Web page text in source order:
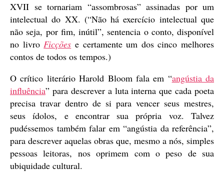
XVII se tornariam “assombrosas” assinadas por um
intelectual do XX. (“Não há exercício intelectual que
não seja, por fim, inútil”, sentencia o conto, disponível
no livroFicções e certamente um dos cinco melhores
contos de todos os tempos.)
O crítico literário Harold Bloom fala em “angústia da
influência” para descrever a luta interna que cada poeta
precisa travar dentro de si para vencer seus mestres,
seus ídolos, e encontrar sua própria voz. Talvez
pudéssemos também falar em “angústia da referência”,
para descrever aquelas obras que, mesmo a nós, simples
pessoas leitoras, nos oprimem com o peso de sua
ubiquidade cultural.